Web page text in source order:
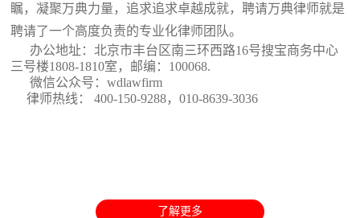
瞩，凝聚万典力量，追求追求卓越成就，聘请万典律师就是
聘请了一个高度负责的专业化律师团队。
办公地址：北京市丰台区南三环西路16号搜宝商务中心
三号楼1808-1810室 ，邮编：100068.
微信公众号：wdlawfirm
律师热线： 400-150-9288，010-8639-3036
了解更多